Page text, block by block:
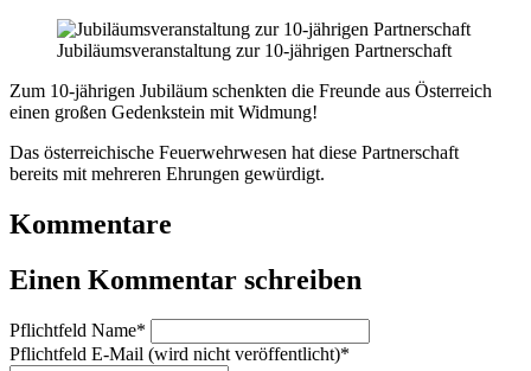
Jubiläumsveranstaltung zur 10-jährigen Partnerschaft
Zum 10-jährigen Jubiläum schenkten die Freunde aus Österreich
einen großen Gedenkstein mit Widmung!
Das österreichische Feuerwehrwesen hat diese Partnerschaft
bereits mit mehreren Ehrungen gewürdigt.
Kommentare
Einen Kommentar schreiben
Pflichtfeld Name*
Pflichtfeld E-Mail (wird nicht veröffentlicht)*